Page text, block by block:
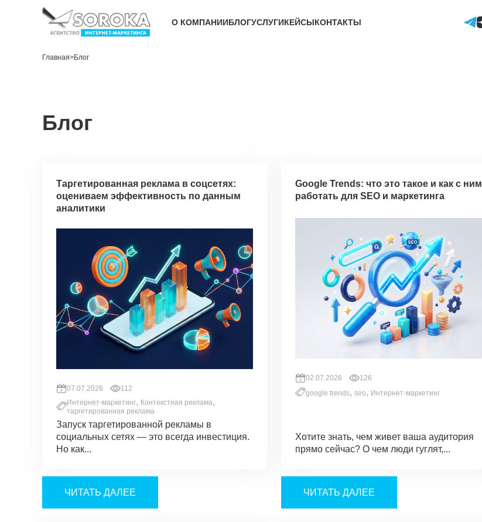
О КОМПАНИИБЛОГУСЛУГИКЕЙСЫКОНТАКТЫ
Главная>Блог
Блог
Таргетированная реклама в соцсетях:
оцениваем эффективность по данным
аналитики
07.07.2026
112
Интернет-маркетинг, Контекстная реклама,
таргетированная реклама
Запуск таргетированной рекламы в
социальных сетях — это всегда инвестиция.
Но как...
ЧИТАТЬ ДАЛЕЕ
Google Trends: что это такое и как с ним
работать для SEO и маркетинга
02.07.2026
126
google trends, seo, Интернет-маркетинг
Хотите знать, чем живет ваша аудитория
прямо сейчас? О чем люди гуглят,...
ЧИТАТЬ ДАЛЕЕ